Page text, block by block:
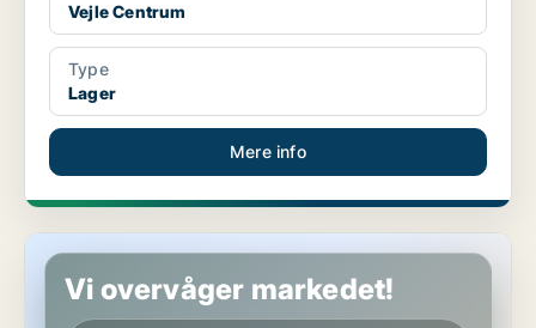
Vejle Centrum
Type
Lager
Mere info
Kontor i Fredericia
Vi overvåger markedet!